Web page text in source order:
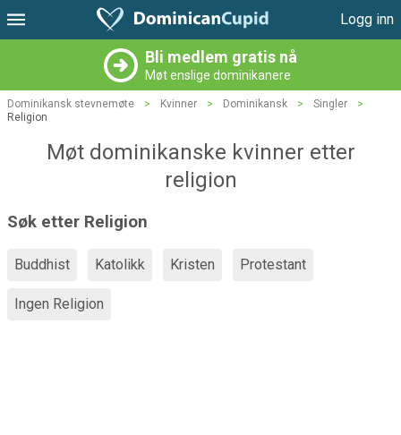
Logg inn
Bli medlem gratis nå
Møt enslige dominikanere
Dominikansk stevnemøte > Kvinner > Dominikansk > Singler
>
Religion
Møt dominikanske kvinner etter
religion
Søk etter Religion
Buddhist Katolikk Kristen Protestant
Ingen Religion